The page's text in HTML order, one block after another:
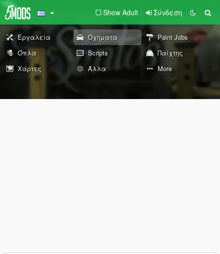
Show Adult Σύνδεση
Εργαλεία Οχήματα
Paint Jobs
Όπλα
Scripts
Παίχτης
Χάρτες
Άλλα More